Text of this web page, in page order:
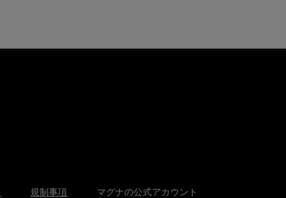
規制事項 マグナの公式アカウント